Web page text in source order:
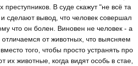
преступников. В суде скажут "не всё та
и сделают вывод, что человек совершал
что он болен. Виновен не человек - а
от животных, что выясняем
того, чтобы просто устранять про
их животные, когда видят особь в стае,